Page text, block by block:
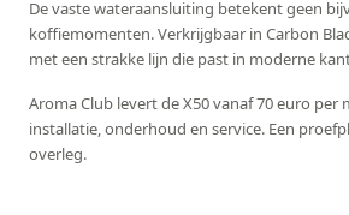
De vaste wateraansluiting betekent geen
koffiemomenten. Verkrijgbaar in Carbon
met een strakke lijn die past in moderne
Aroma Club levert de X50 vanaf 70 euro per
installatie, onderhoud en service. Een
overleg.